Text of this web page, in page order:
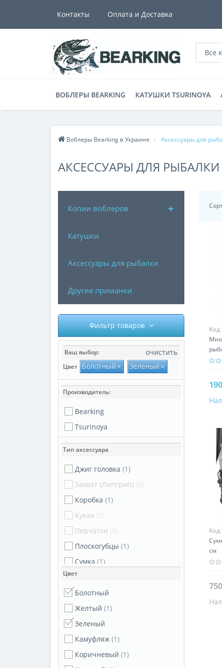
Контакты Оплата и Доставка
Все
ВОБЛЕРЫ BEARKING КАТУШКИ TSURINOYA
Воблеры Bearking в Украине Аксессуары для
АКСЕССУАРЫ ДЛЯ
Копии воблеров
Катушки
Аксессуары для рыбалки
Другие приманки
Фильтр товаров
Ваш выбор: очистить
Цвет Болотный× Зеленый×
Производитель:
Bearking
Tsurinoya
Тип аксессуара
Джиг головка (1)
Захват (Липгрип) (0)
Коробка (1)
Кукан (0)
Перчатки (0)
Плоскогубцы (1)
Сумка (1)
Цвет
Болотный
Желтый (1)
Зеленый
Камуфляж (1)
Коричневый (1)
Код
Q1
Код
см